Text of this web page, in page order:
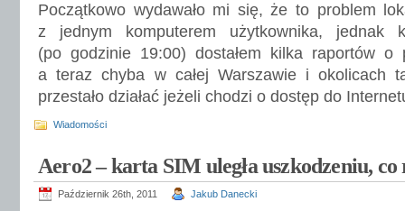
Początkowo wydawało mi się, że to problem
z jednym komputerem użytkownika, jednak
(po godzinie 19:00) dostałem kilka raportów o
a teraz chyba w całej Warszawie i okolicach
przestało działać jeżeli chodzi o dostęp do
Wiadomości
Aero2 – karta SIM uległa uszkodzeniu, co
Październik 26th, 2011 Jakub Danecki